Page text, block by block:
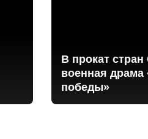
В прокат
военная драма
победы»